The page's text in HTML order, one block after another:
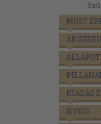
MOST
ÁR
ÁLLAPOT
KIADÁS
NYELV